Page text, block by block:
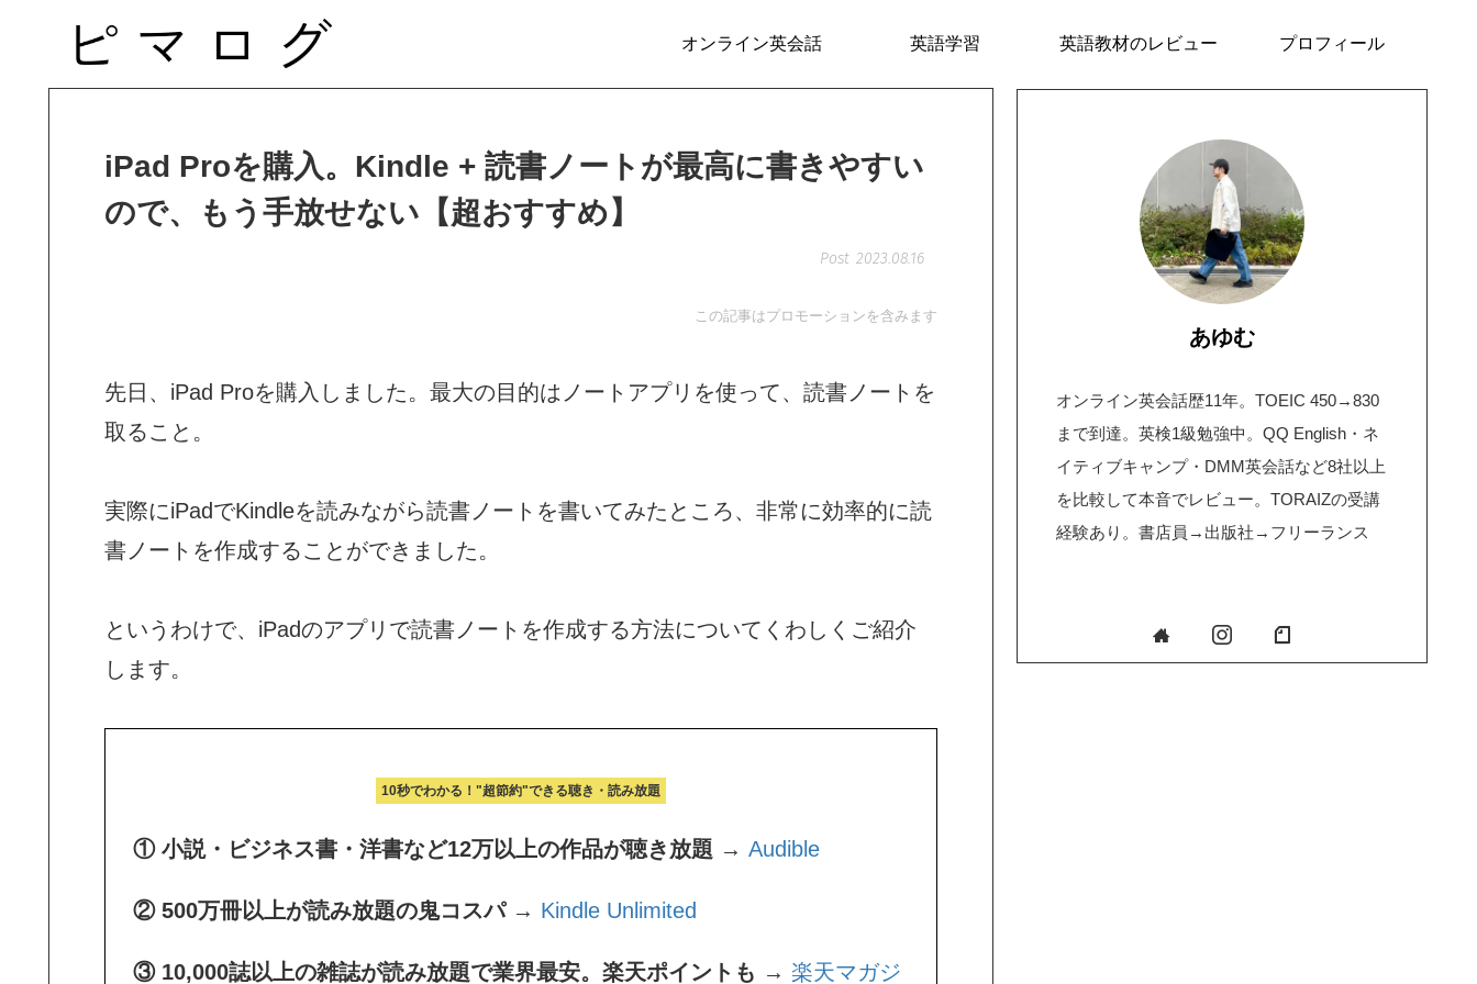
オンライン英会話 英語学習 英語教材のレビュー プロフィール
iPad Proを購入。Kindle + 読書ノートが最高に書きやすい
ので、もう手放せない【超おすすめ】
2023.08.16
この記事はプロモーションを含みます
先日、iPad Proを購入しました。最大の目的はノートアプリを使って、読書ノートを
取ること。
実際にiPadでKindleを読みながら読書ノートを書いてみたところ、非常に効率的に読
書ノートを作成することができました。
というわけで、iPadのアプリで読書ノートを作成する方法についてくわしくご紹介
します。
10秒でわかる！"超節約"できる聴き・読み放題
① 小説・ビジネス書・洋書など12万以上の作品が聴き放題 → Audible
② 500万冊以上が読み放題の鬼コスパ → Kindle Unlimited
③ 10,000誌以上の雑誌が読み放題で業界最安。楽天ポイントも → 楽天マガジ
あゆむ
オンライン英会話歴11年。TOEIC 450→830
まで到達。英検1級勉強中。QQ English・ネ
イティブキャンプ・DMM英会話など8社以上
を比較して本音でレビュー。TORAIZの受講
経験あり。書店員→出版社→フリーランス